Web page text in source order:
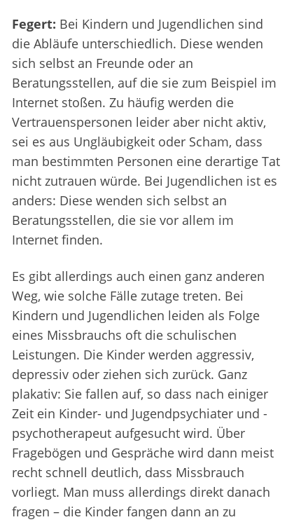
Fegert: Bei Kindern und Jugendlichen sind
die Abläufe unterschiedlich. Diese wenden
sich selbst an Freunde oder an
Beratungsstellen, auf die sie zum Beispiel im
Internet stoßen. Zu häufig werden die
Vertrauenspersonen leider aber nicht aktiv,
sei es aus Ungläubigkeit oder Scham, dass
man bestimmten Personen eine derartige Tat
nicht zutrauen würde. Bei Jugendlichen ist es
anders: Diese wenden sich selbst an
Beratungsstellen, die sie vor allem im
Internet finden.
Es gibt allerdings auch einen ganz anderen
Weg, wie solche Fälle zutage treten. Bei
Kindern und Jugendlichen leiden als Folge
eines Missbrauchs oft die schulischen
Leistungen. Die Kinder werden aggressiv,
depressiv oder ziehen sich zurück. Ganz
plakativ: Sie fallen auf, so dass nach einiger
Zeit ein Kinder- und Jugendpsychiater und -
psychotherapeut aufgesucht wird. Über
Fragebögen und Gespräche wird dann meist
recht schnell deutlich, dass Missbrauch
vorliegt. Man muss allerdings direkt danach
fragen – die Kinder fangen dann an zu